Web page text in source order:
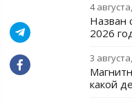
4
Назван
2026
3
какой